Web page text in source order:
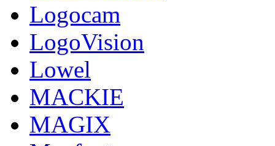
Logocam
LogoVision
Lowel
MACKIE
MAGIX